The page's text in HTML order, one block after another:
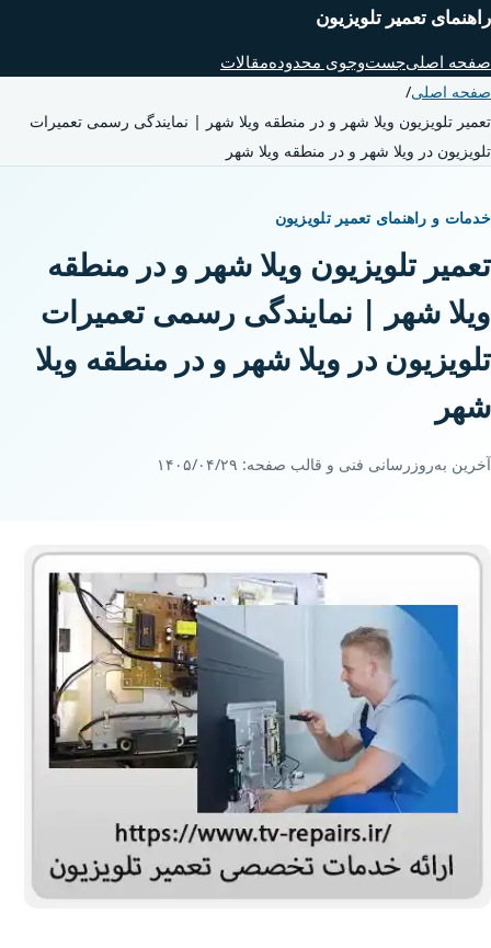
راهنمای تعمیر تلویزیون
صفحه اصلیجست‌وجوی محدودهمقالات
صفحه اصلی/
تعمیر تلویزیون ویلا شهر و در منطقه ویلا شهر | نمایندگی رسمی تعمیرات
تلویزیون در ویلا شهر و در منطقه ویلا شهر
خدمات و راهنمای تعمیر تلویزیون
تعمیر تلویزیون ویلا شهر و در منطقه
ویلا شهر | نمایندگی رسمی تعمیرات
تلویزیون در ویلا شهر و در منطقه ویلا
شهر
آخرین به‌روزرسانی فنی و قالب صفحه: ۱۴۰۵/۰۴/۲۹